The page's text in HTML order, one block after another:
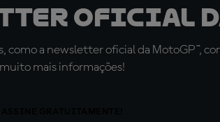
oficial
a newsletter oficial da MotoGP™,
muito mais informações!